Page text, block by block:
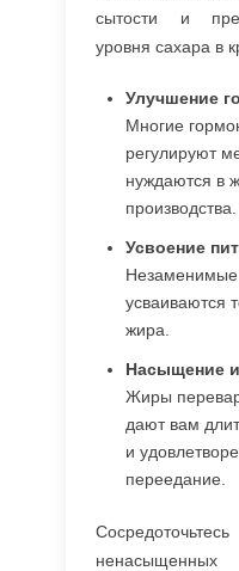
сытости и
уровня сахара в
Улучшение
Многие
регулируют
нуждаются в
производства.
Усвоение
Незаменимые
усваиваются
жира.
Насыщение
Жиры
дают вам
и
переедание.